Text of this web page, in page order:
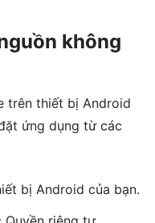
không
trên thiết bị Android
ứng dụng từ các
bị Android của bạn.